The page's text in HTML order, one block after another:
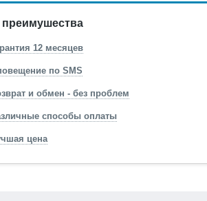
12 месяцев
по SMS
и обмен - без проблем
способы оплаты
цена